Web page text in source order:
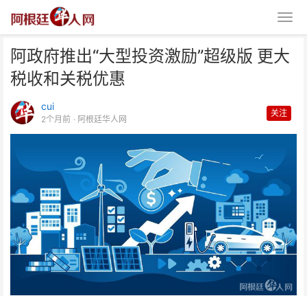
阿政府推出“大型投资激励”超级版 更大
税收和关税优惠
cui
2个月前 · 阿根廷华人网
关注
阿政府推出“大型投资激励”超级版
更大税收和关税优惠